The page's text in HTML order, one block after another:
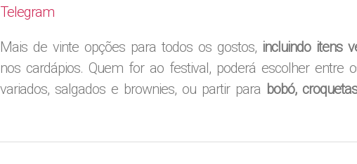
Telegram
Mais de vinte opções para todos os gostos, incluindo itens
nos cardápios. Quem for ao festival, poderá escolher entre
variados, salgados e brownies, ou partir para bobó,